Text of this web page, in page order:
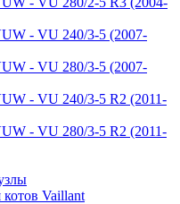
- VU 240/3-5 (2007-
- VU 280/3-5 (2007-
- VU 240/3-5 R2 (2011-
- VU 280/3-5 R2 (2011-
Vaillant